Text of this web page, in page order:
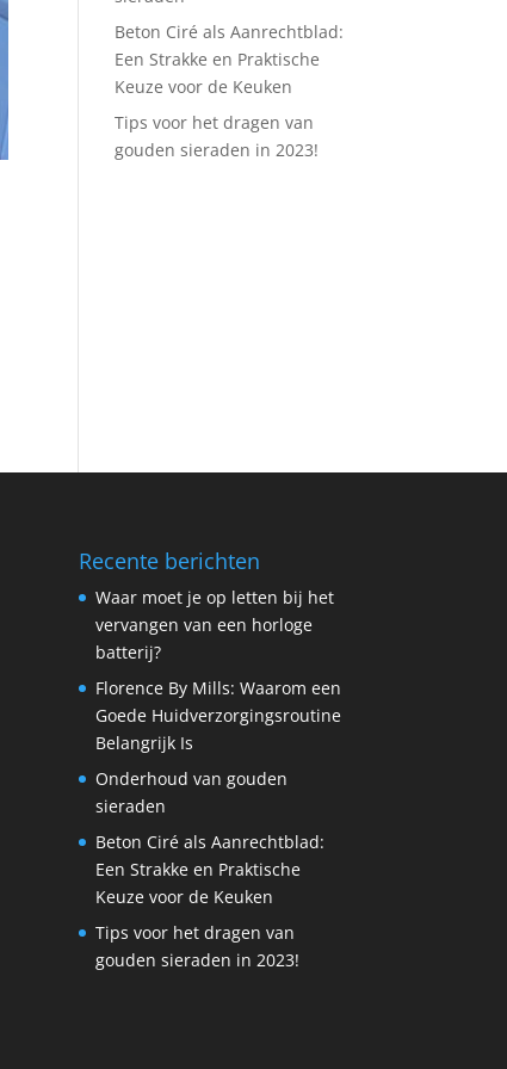
Beton Ciré als Aanrechtblad:
Een Strakke en Praktische
Keuze voor de Keuken
Tips voor het dragen van
gouden sieraden in 2023!
Recente berichten
Waar moet je op letten bij het
vervangen van een horloge
batterij?
Florence By Mills: Waarom een
Goede Huidverzorgingsroutine
Belangrijk Is
Onderhoud van gouden
sieraden
Beton Ciré als Aanrechtblad:
Een Strakke en Praktische
Keuze voor de Keuken
Tips voor het dragen van
gouden sieraden in 2023!